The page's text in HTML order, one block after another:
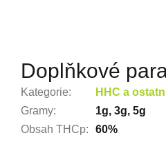
Doplňkové
Kategorie:
HHC a
Gramy:
1g, 3g, 5g
Obsah THCp:
60%